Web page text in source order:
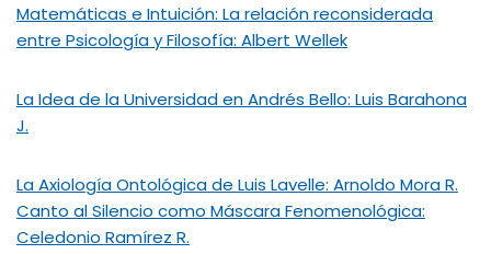
Matemáticas e Intuición: La relación reconsiderada
entre Psicología y Filosofía: Albert Wellek
La Idea de la Universidad en Andrés Bello: Luis Barahona
J.
La Axiología Ontológica de Luis Lavelle: Arnoldo Mora R.
Canto al Silencio como Máscara Fenomenológica:
Celedonio Ramírez R.